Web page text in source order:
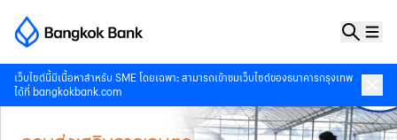
เว็บไซต์นี้มีเนื้อหาสำหรับ SME โดยเฉพาะ สามารถเข้าชมเว็บไซต์ของธนาคารกรุงเทพ
ได้ที่ bangkokbank.com